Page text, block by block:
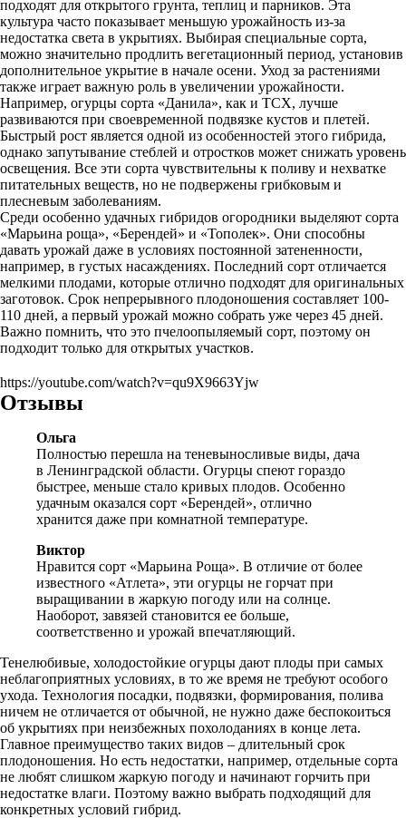
подходят для открытого грунта, теплиц и парников. Эта
культура часто показывает меньшую урожайность из-за
недостатка света в укрытиях. Выбирая специальные сорта,
можно значительно продлить вегетационный период, установив
дополнительное укрытие в начале осени. Уход за растениями
также играет важную роль в увеличении урожайности.
Например, огурцы сорта «Данила», как и ТСХ, лучше
развиваются при своевременной подвязке кустов и плетей.
Быстрый рост является одной из особенностей этого гибрида,
однако запутывание стеблей и отростков может снижать уровень
освещения. Все эти сорта чувствительны к поливу и нехватке
питательных веществ, но не подвержены грибковым и
плесневым заболеваниям.
Среди особенно удачных гибридов огородники выделяют сорта
«Марьина роща», «Берендей» и «Тополек». Они способны
давать урожай даже в условиях постоянной затененности,
например, в густых насаждениях. Последний сорт отличается
мелкими плодами, которые отлично подходят для оригинальных
заготовок. Срок непрерывного плодоношения составляет 100-
110 дней, а первый урожай можно собрать уже через 45 дней.
Важно помнить, что это пчелоопыляемый сорт, поэтому он
подходит только для открытых участков.
https://youtube.com/watch?v=qu9X9663Yjw
Отзывы
Ольга
Полностью перешла на теневыносливые виды, дача
в Ленинградской области. Огурцы спеют гораздо
быстрее, меньше стало кривых плодов. Особенно
удачным оказался сорт «Берендей», отлично
хранится даже при комнатной температуре.
Виктор
Нравится сорт «Марьина Роща». В отличие от более
известного «Атлета», эти огурцы не горчат при
выращивании в жаркую погоду или на солнце.
Наоборот, завязей становится ее больше,
соответственно и урожай впечатляющий.
Тенелюбивые, холодостойкие огурцы дают плоды при самых
неблагоприятных условиях, в то же время не требуют особого
ухода. Технология посадки, подвязки, формирования, полива
ничем не отличается от обычной, не нужно даже беспокоиться
об укрытиях при неизбежных похолоданиях в конце лета.
Главное преимущество таких видов – длительный срок
плодоношения. Но есть недостатки, например, отдельные сорта
не любят слишком жаркую погоду и начинают горчить при
недостатке влаги. Поэтому важно выбрать подходящий для
конкретных условий гибрид.